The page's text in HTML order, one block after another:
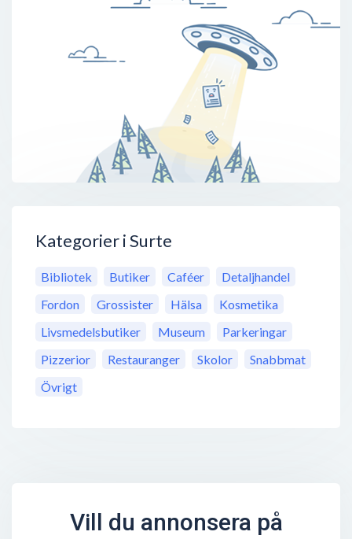
Kategorier i Surte
Bibliotek Butiker Caféer
Detaljhandel
Fordon
Grossister Hälsa
Kosmetika
Livsmedelsbutiker
Museum
Parkeringar
Pizzerior
Restauranger Skolor
Snabbmat
Övrigt
Vill du annonsera på